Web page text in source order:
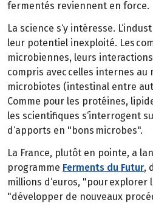
fermentés reviennent en force.
La science s‘y intéresse.
leur potentiel inexploité. Les
microbiennes, leurs
compris avec celles internes au
microbiotes (intestinal entre
Comme pour les protéines,
les scientifiques s‘interrogent
d‘apports en "bons microbes".
La France, plutôt en pointe, a
programme Ferments du Futur,
millions d‘euros, "pour explorer
"développer de nouveaux